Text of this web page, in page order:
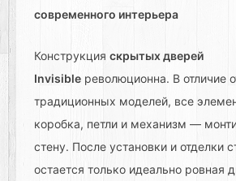
современного интерьера
Конструкция скрытых дверей
Invisible революционна. В отличие
традиционных моделей, все
коробка, петли и механизм —
стену. После установки и отделки
остается только идеально ровная